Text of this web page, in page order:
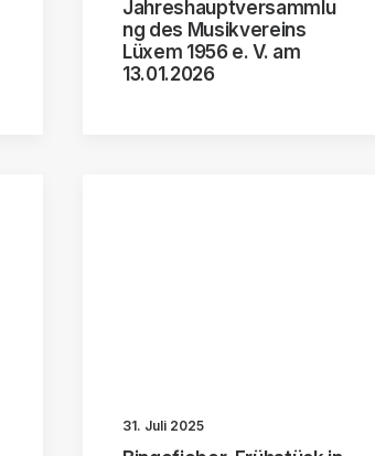
Jahreshauptversammlu
ng des Musikvereins
Lüxem 1956 e. V. am
13.01.2026
31. Juli 2025